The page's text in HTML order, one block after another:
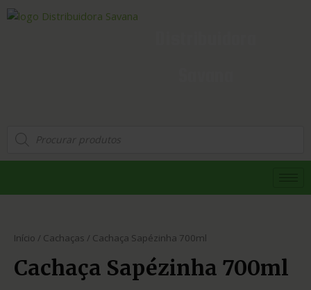
Início / Cachaças / Cachaça Sapézinha 700ml
Cachaça Sapézinha 700ml